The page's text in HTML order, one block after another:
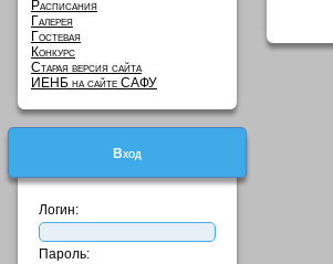
Расписания
Галерея
Гостевая
Конкурс
Старая версия сайта
ИЕНБ на сайте САФУ
Вход
Логин:
Пароль: